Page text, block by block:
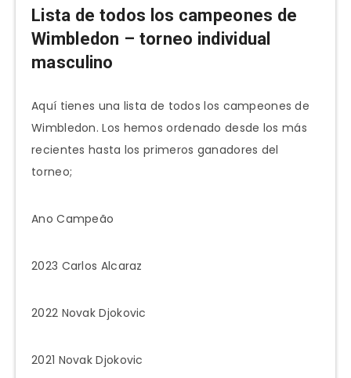
Lista de todos los campeones de
Wimbledon – torneo individual
masculino
Aquí tienes una lista de todos los campeones de
Wimbledon. Los hemos ordenado desde los más
recientes hasta los primeros ganadores del
torneo;
Ano Campeão
2023 Carlos Alcaraz
2022 Novak Djokovic
2021 Novak Djokovic